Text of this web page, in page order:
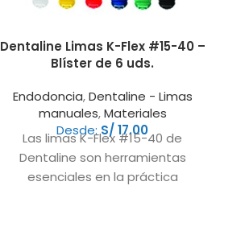
Dentaline Limas K-Flex #15-40 –
Blíster de 6 uds.
Endodoncia,Dentaline - Limas
manuales,Materiales
Desde:S/ 17.00
Las limas K-Flex #15-40 de
Dentaline son herramientas
esenciales en la práctica